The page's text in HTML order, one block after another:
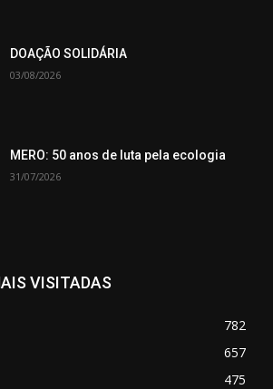
DOAÇÃO SOLIDÁRIA
03/08/2026
MERO: 50 anos de luta pela ecologia
31/07/2026
VISITADAS
782
657
475